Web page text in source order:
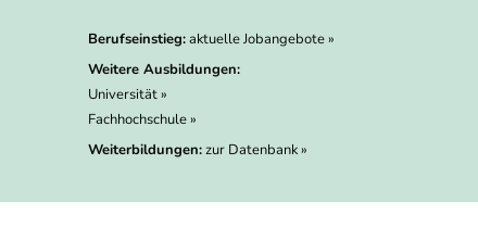
Berufseinstieg:aktuelle Jobangebote »
Weitere Ausbildungen:
Universität »
Fachhochschule »
Weiterbildungen:zur Datenbank »